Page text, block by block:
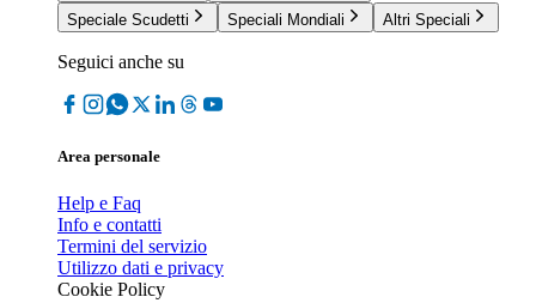
Speciale Scudetti
Speciali Mondiali Altri Speciali
Seguici anche su
Area personale
Help e Faq
Info e contatti
Termini del servizio
Utilizzo dati e privacy
Cookie Policy